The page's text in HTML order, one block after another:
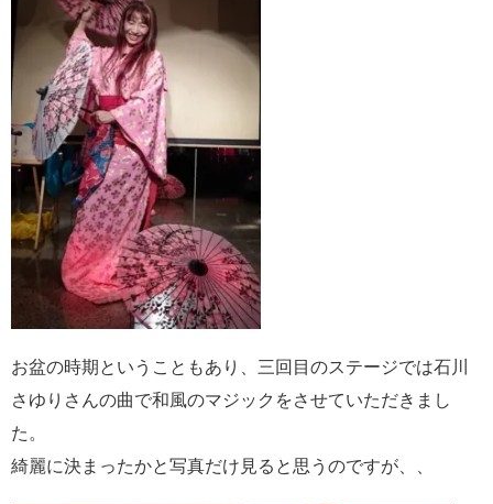
お盆の時期ということもあり、三回目のステージでは石川
さゆりさんの曲で和風のマジックをさせていただきまし
た。
綺麗に決まったかと写真だけ見ると思うのですが、、